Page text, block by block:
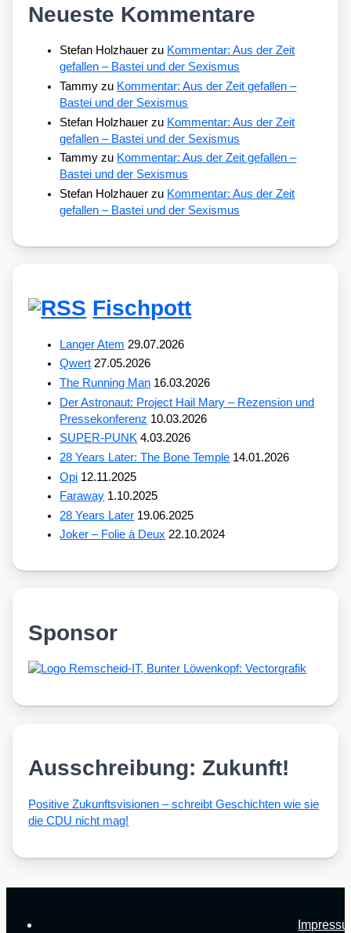
Neueste Kommentare
Stefan Holzhauer zu Kommentar: Aus der Zeit
gefallen – Bastei und der Sexismus
Tammy zu Kommentar: Aus der Zeit gefallen –
Bastei und der Sexismus
Stefan Holzhauer zu Kommentar: Aus der Zeit
gefallen – Bastei und der Sexismus
Tammy zu Kommentar: Aus der Zeit gefallen –
Bastei und der Sexismus
Stefan Holzhauer zu Kommentar: Aus der Zeit
gefallen – Bastei und der Sexismus
Fischpott
Langer Atem 29.07.2026
Qwert 27.05.2026
The Running Man 16.03.2026
Der Astronaut: Project Hail Mary – Rezension und
Pressekonferenz 10.03.2026
SUPER-PUNK 4.03.2026
28 Years Later: The Bone Temple 14.01.2026
Opi 12.11.2025
Faraway 1.10.2025
28 Years Later 19.06.2025
Joker – Folie à Deux 22.10.2024
Sponsor
Ausschreibung: Zukunft!
Posi­ti­ve Zukunfts­vi­sio­nen – schreibt Geschich­ten wie sie
die CDU nicht mag!